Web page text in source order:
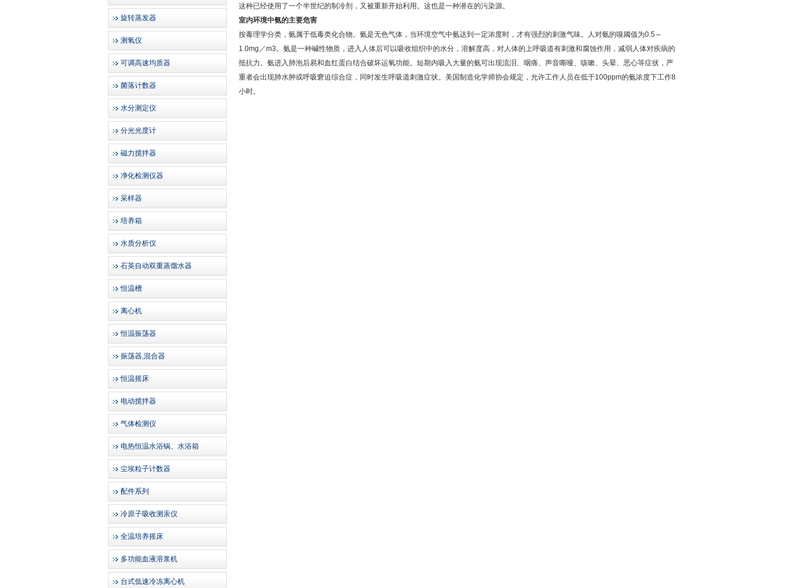
旋转蒸发器
测氧仪
可调高速均质器
菌落计数器
水分测定仪
分光光度计
磁力搅拌器
净化检测仪器
采样器
培养箱
水质分析仪
石英自动双重蒸馏水器
恒温槽
离心机
恒温振荡器
振荡器,混合器
恒温摇床
电动搅拌器
气体检测仪
电热恒温水浴锅、水浴箱
尘埃粒子计数器
配件系列
冷原子吸收测汞仪
全温培养摇床
多功能血液溶浆机
台式低速冷冻离心机
这种已经使用了一个半世纪的制冷剂，又被重新开始利用。这也是一种潜在的污染源。
室内环境中氨的主要危害
按毒理学分类，氨属于低毒类化合物。氨是无色气体，当环境空气中氨达到一定浓度时，才有强烈的刺激气味。人对氨的嗅阈值为0.5～
1.0mg／m3。氨是一种碱性物质，进入人体后可以吸收组织中的水分，溶解度高，对人体的上呼吸道有刺激和腐蚀作用，减弱人体对疾病的
抵抗力。氨进入肺泡后易和血红蛋白结合破坏运氧功能。短期内吸入大量的氨可出现流泪、咽痛、声音嘶哑、咳嗽、头晕、恶心等症状，严
重者会出现肺水肿或呼吸窘迫综合症，同时发生呼吸道刺激症状。美国制造化学师协会规定，允许工作人员在低于100ppm的氨浓度下工作8
小时。